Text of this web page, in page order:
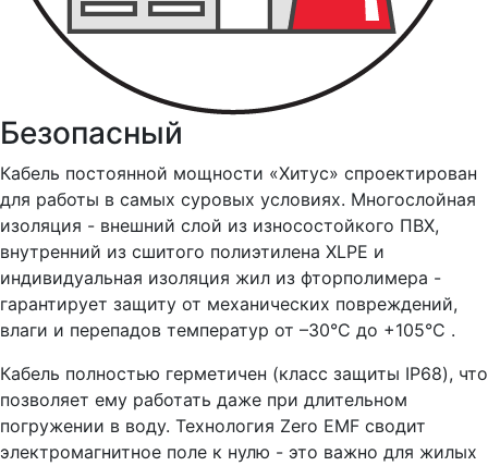
Безопасный
Кабель постоянной мощности «Хитус» спроектирован
для работы в самых суровых условиях. Многослойная
изоляция - внешний слой из износостойкого ПВХ,
внутренний из сшитого полиэтилена XLPE и
индивидуальная изоляция жил из фторполимера -
гарантирует защиту от механических повреждений,
влаги и перепадов температур от –30°С до +105°С .
Кабель полностью герметичен (класс защиты IP68), что
позволяет ему работать даже при длительном
погружении в воду. Технология Zero EMF сводит
электромагнитное поле к нулю - это важно для жилых